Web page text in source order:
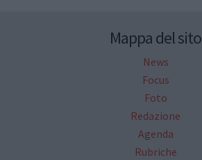
Mappa del sito
News
Focus
Foto
Redazione
Agenda
Rubriche